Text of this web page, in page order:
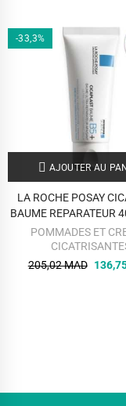
-33,3%
AJOUTER AU
LA ROCHE POSAY
BAUME REPARATEUR
POMMADES ET
205,02 MAD